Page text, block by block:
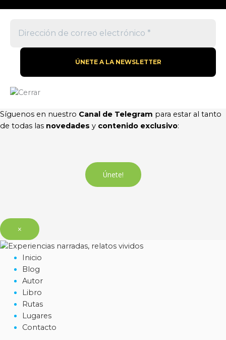
Síguenos en nuestro Canal de Telegram para estar al tanto
de todas las novedades y contenido exclusivo:
Únete!
×
Inicio
Blog
Autor
Libro
Rutas
Lugares
Contacto